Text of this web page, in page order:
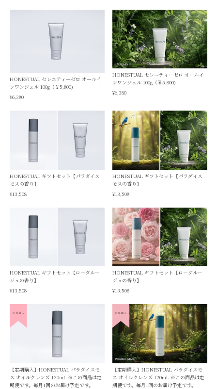
HONESTUAL セレニティーゼロ オールイ
ンワンジェル 100g（￥5,800)
¥6,380
HONESTUAL セレニティーゼロ オールイ
ンワンジェル 100g（￥5,800)
¥6,380
HONESTUAL ギフトセット【パラダイス
モスの香り】
¥13,508
HONESTUAL ギフトセット【パラダイス
モスの香り】
¥13,508
HONESTUAL ギフトセット【ローダルー
ジュの香り】
¥13,508
HONESTUAL ギフトセット【ローダルー
ジュの香り】
¥13,508
【定期購入】HONESTUAL パラダイスモ
ス オイルクレンズ 120mL ※この商品は定
期便です。毎月1回のお届け予定です。
【定期購入】HONESTUAL パラダイスモ
ス オイルクレンズ 120mL ※この商品は定
期便です。毎月1回のお届け予定です。